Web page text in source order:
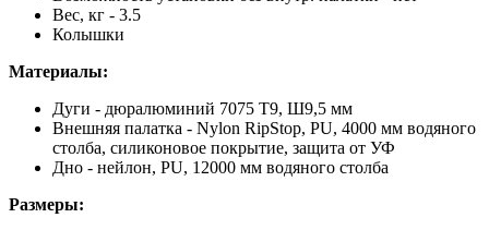
Вес, кг - 3.5
Колышки
Материалы:
Дуги - дюралюминий 7075 Т9, Ш9,5 мм
Внешняя палатка - Nylon RipStop, PU, 4000 мм водяного
столба, силиконовое покрытие, защита от УФ
Дно - нейлон, PU, 12000 мм водяного столба
Размеры: